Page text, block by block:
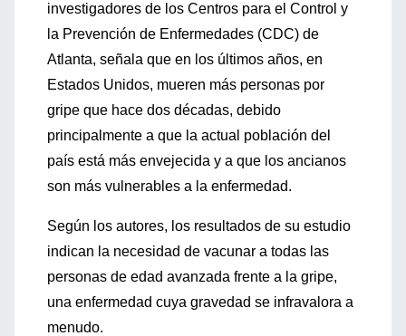
investigadores de los Centros para el Control y
la Prevención de Enfermedades (CDC) de
Atlanta, señala que en los últimos años, en
Estados Unidos, mueren más personas por
gripe que hace dos décadas, debido
principalmente a que la actual población del
país está más envejecida y a que los ancianos
son más vulnerables a la enfermedad.
Según los autores, los resultados de su estudio
indican la necesidad de vacunar a todas las
personas de edad avanzada frente a la gripe,
una enfermedad cuya gravedad se infravalora a
menudo.